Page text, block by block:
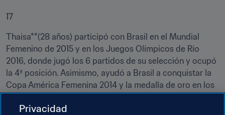
17
Thaisa**(28 años) participó con Brasil en el Mundial
Femenino de 2015 y en los Juegos Olímpicos de Río
2016, donde jugó los 6 partidos de su selección y ocupó
la 4ª posición. Asimismo, ayudó a Brasil a conquistar la
Copa América Femenina 2014 y la medalla de oro en los
como profesional en el Foz Cataratas y el Ferroviaria,
Privacidad